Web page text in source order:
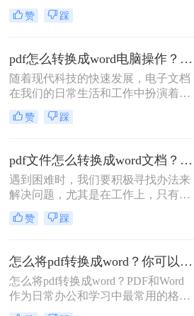
是一项经常会用到的文件转换操作，
那么有哪些方法可以轻松解决呢？
赞 踩
pdf怎么转换成word电脑操作？这二种方法简单易学，你一定要知道！
随着现代科技的快速发展，电子文档
在我们的日常生活和工作中扮演着越
来越重要的角色。无论是学术论文、
商业报告还是个人文档，我们经常需
格式在保护文档完整性和格式一致性
方面具有优势，但有时我们可能需要
对其进行编辑或使用其中的内容。这
时候，就需要将pdf转成word。那你们
知道pdf怎么转换成word电脑操作吗？
下面就为大家详细介绍一下pdf转word
赞 踩
pdf文件怎么转换成word文档？分享两个实用免费的方法
遇到困难时，我们要积极寻找办法来
解决问题，尤其是在工作上，只有在
遇到问题后，才能更好的完成工作，
拿文件转换问题来说，遇到难以转换
就可以很容易地完成转换。那么pdf文
件怎么转换成word文档，给大家介绍
一下转转大师pdf文件转换成word文档
的转换方法。
赞 踩
怎么将pdf转换成word？你可以只要学会这三种方法就行
怎么将pdf转换成word？PDF和Word
作为日常办公和学习中最常用的格
式，我们通常用Word文档来编辑，然